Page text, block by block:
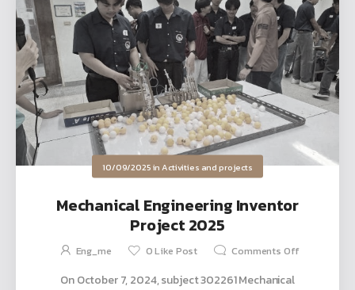
10/09/2025inActivities and projects
Mechanical Engineering Inventor
Project 2025
Eng_me 0Like Post Comments Off
On October 7, 2024, subject 302261 Mechanical